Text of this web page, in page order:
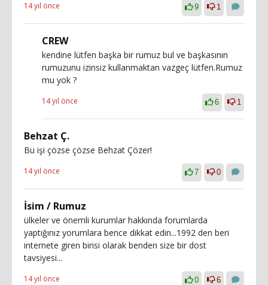
14 yıl önce 9 1
CREW
kendine lütfen başka bir rumuz bul ve başkasının
rumuzunu izinsiz kullanmaktan vazgeç lütfen.Rumuz
mu yok ?
14 yıl önce 6 1
Behzat Ç.
Bu işi çözse çözse Behzat Çözer!
14 yıl önce 7 0
İsim / Rumuz
ülkeler ve önemli kurumlar hakkında forumlarda
yaptığınız yorumlara bence dikkat edin...1992 den beri
internete giren birisi olarak benden size bir dost
tavsiyesi...
14 yıl önce 0 6